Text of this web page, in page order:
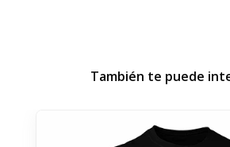
También te puede